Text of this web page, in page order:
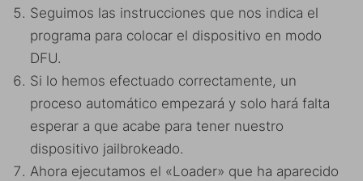
Seguimos las instrucciones que nos indica el
programa para colocar el dispositivo en modo
DFU.
Si lo hemos efectuado correctamente, un
proceso automático empezará y solo hará falta
esperar a que acabe para tener nuestro
dispositivo jailbrokeado.
Ahora ejecutamos el «Loader» que ha aparecido